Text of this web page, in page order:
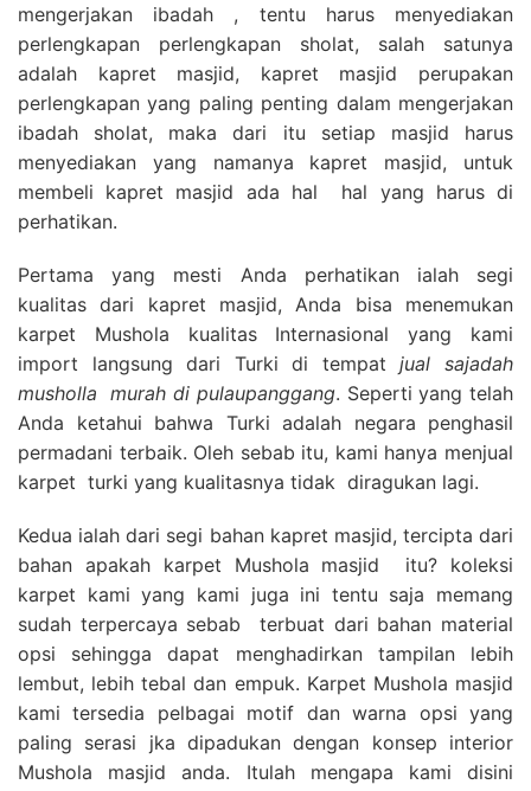
mengerjakan ibadah , tentu harus menyediakan
perlengkapan perlengkapan sholat, salah satunya
adalah kapret masjid, kapret masjid perupakan
perlengkapan yang paling penting dalam mengerjakan
ibadah sholat, maka dari itu setiap masjid harus
menyediakan yang namanya kapret masjid, untuk
membeli kapret masjid ada hal hal yang harus di
perhatikan.
Pertama yang mesti Anda perhatikan ialah segi
kualitas dari kapret masjid, Anda bisa menemukan
karpet Mushola kualitas Internasional yang kami
import langsung dari Turki di tempatjual sajadah
musholla
murah di pulaupanggang. Seperti yang telah
Anda ketahui bahwa Turki adalah negara penghasil
permadani terbaik. Oleh sebab itu, kami hanya menjual
karpet turki yang kualitasnya tidak diragukan lagi.
Kedua ialah dari segi bahan kapret masjid, tercipta dari
bahan apakah karpet Mushola masjid itu? koleksi
karpet kami yang kami juga ini tentu saja memang
sudah terpercaya sebab terbuat dari bahan material
opsi sehingga dapat menghadirkan tampilan lebih
lembut, lebih tebal dan empuk. Karpet Mushola masjid
kami tersedia pelbagai motif dan warna opsi yang
paling serasi jka dipadukan dengan konsep interior
Mushola masjid anda. Itulah mengapa kami disini